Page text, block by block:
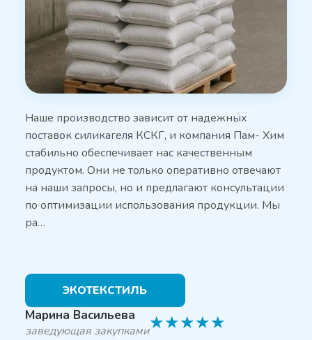
Наше производство зависит от надежных
поставок силикагеля КСКГ, и компания Пам- Хим
стабильно обеспечивает нас качественным
продуктом. Они не только оперативно отвечают
на наши запросы, но и предлагают консультации
по оптимизации использования продукции. Мы
ра…
ЭКОТЕКСТИЛЬ
Марина Васильева
заведующая закупками★★★★★